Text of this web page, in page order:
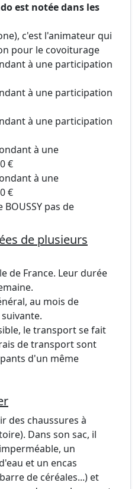
est notée dans les
c'est l'animateur qui
pour le covoiturage
à une participation
à une participation
à une participation
à une
€
à une
€
pas de
de plusieurs
de France. Leur durée
au mois de
le transport se fait
de transport sont
d'un même
des chaussures à
Dans son sac, il
un
et un encas
de céréales...) et